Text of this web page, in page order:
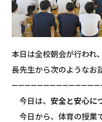
本日は全校朝会が行われ
長先生から次のようなお
今日は、 安全と安心に
今日から、体育の授業